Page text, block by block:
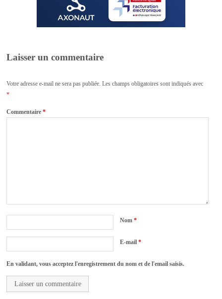
Laisser un commentaire
Votre adresse e-mail ne sera pas publiée. Les champs obligatoires sont indiqués avec
*
Commentaire*
Nom*
E-mail*
En validant, vous acceptez l'enregistrement du nom et de l'email saisis.